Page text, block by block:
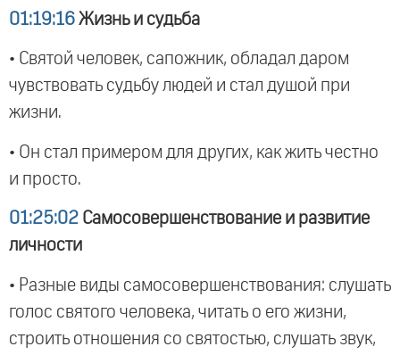
01:19:16 Жизнь и судьба
• Святой человек, сапожник, обладал даром
чувствовать судьбу людей и стал душой при
жизни.
• Он стал примером для других, как жить честно
и просто.
01:25:02 Самосовершенствование и развитие
личности
• Разные виды самосовершенствования: слушать
голос святого человека, читать о его жизни,
строить отношения со святостью, слушать звук,